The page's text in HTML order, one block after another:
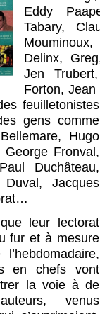
Eddy
Tabary,
Delinx,
Jen
Forton,
feuilletonistes
gens comme
Hugo
Fronval,
Duchâteau,
Jacques
leur lectorat
fur et à mesure
en chefs vont
la voie à de
venus